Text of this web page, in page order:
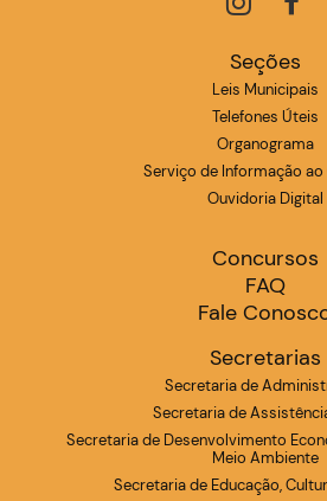
Seções
Leis Municipais
Telefones Úteis
Organograma
Serviço de Informação ao
Ouvidoria Digital
Concursos
FAQ
Fale
Secretarias
Secretaria de
Secretaria de
Secretaria de Desenvolvimento
Meio Ambiente
Secretaria de Educação,